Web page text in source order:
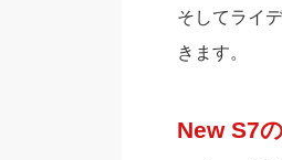
そしてライ
きます。
New S7